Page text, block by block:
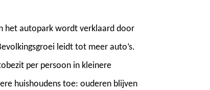
het autopark wordt verklaard door
leidt tot meer auto’s.
per persoon in kleinere
huishoudens toe: ouderen blijven